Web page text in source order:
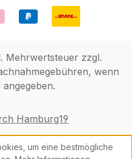
Mehrwertsteuer zzgl.
wenn
Hamburg19
um eine bestmögliche